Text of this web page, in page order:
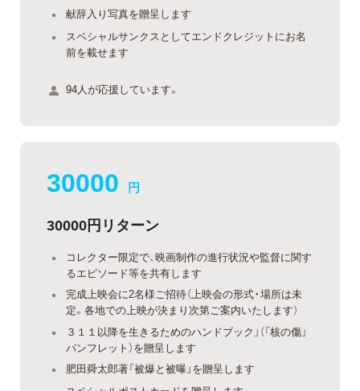
献辞入り写真を贈呈します
スペシャルサンクスとしてエンドクレジットにお名
前を載せます
94人が応援しています。
30000 円
30000円リターン
コレクター限定で、映画制作の進行状況や監督に関す
るエピソード等を共有します
完成上映会に2名様ご招待（上映会の形式・場所は未
定。各地での上映が決まり次第ご案内いたします）
３１１以降を生きるためのハンドブック」（「核の傷」
パンフレット）を贈呈します
肥田舜太郎著「被爆と被曝」を贈呈します